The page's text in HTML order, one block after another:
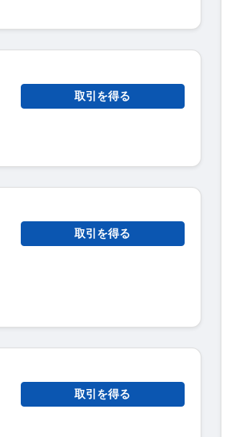
取引を得る
取引を得る
取引を得る